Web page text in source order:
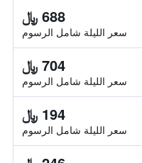
688 ﷼
سعر الليلة شامل الرسوم
704 ﷼
سعر الليلة شامل الرسوم
194 ﷼
سعر الليلة شامل الرسوم